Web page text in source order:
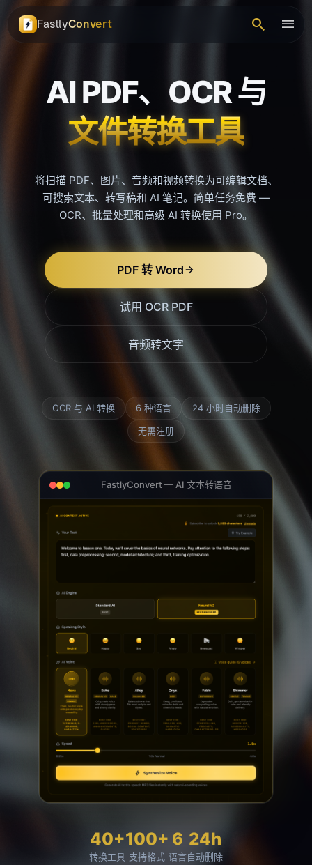
FastlyConvert search menu
AI PDF、OCR 与
文件转换工具
将扫描 PDF、图片、音频和视频转换为可编辑文档、
可搜索文本、转写稿和 AI 笔记。简单任务免费 —
OCR、批量处理和高级 AI 转换使用 Pro。
PDF 转 Word
试用 OCR PDF
音频转文字
OCR 与 AI 转换 6 种语言 24 小时自动删除
无需注册
FastlyConvert — AI 文本转语音
40+
转换工具
100+
支持格式
6
语言
24h
自动删除